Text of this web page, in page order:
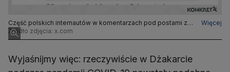
Część polskich internautów w komentarzach pod postami ze
zdjęciem kopanych grobów podważała jego aktualność
Więcej
Źródło zdjęcia: x.com
Wyjaśnijmy więc: rzeczywiście w Dżakarcie